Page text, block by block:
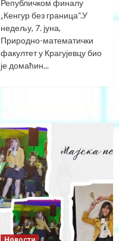
Републичком финалу
„Кенгур без граница“.У
недељу, 7. јуна,
Природно-математички
факултет у Крагујевцу био
је домаћин...